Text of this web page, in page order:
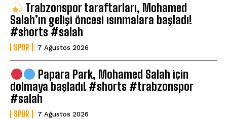
Trabzonspor taraftarları, Mohamed
Salah’ın gelişi öncesi ısınmalara başladı!
#shorts #salah
SPOR 7 Ağustos 2026
Papara Park, Mohamed Salah için
dolmaya başladı! #shorts #trabzonspor
#salah
SPOR 7 Ağustos 2026